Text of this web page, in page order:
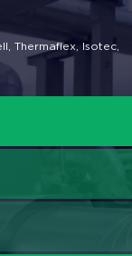
Thermaflex, Isotec,